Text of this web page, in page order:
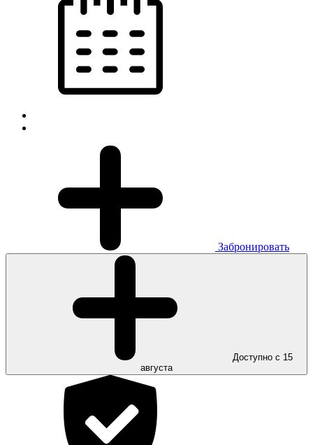
Забронировать
Доступно с 15
августа